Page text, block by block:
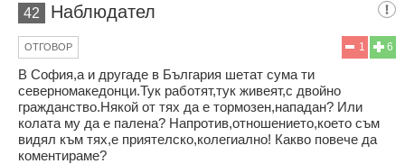
42 Наблюдател
6
1
ОТГОВОР
В София,а и другаде в България шетат сума ти
северномакедонци.Тук работят,тук живеят,с двойно
гражданство.Някой от тях да е тормозен,нападан? Или
колата му да е палена? Напротив,отношението,което съм
видял към тях,е приятелско,колегиално! Какво повече да
коментираме?